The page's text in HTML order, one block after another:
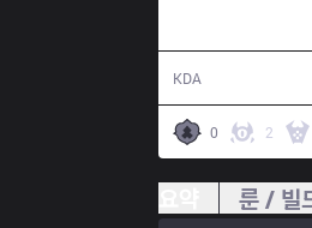
KDA
0 2
룬 / 빌